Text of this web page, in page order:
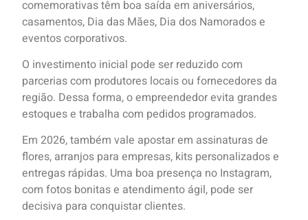
comemorativas têm boa saída em aniversários,
casamentos, Dia das Mães, Dia dos Namorados e
eventos corporativos.
O investimento inicial pode ser reduzido com
parcerias com produtores locais ou fornecedores da
região. Dessa forma, o empreendedor evita grandes
estoques e trabalha com pedidos programados.
Em 2026, também vale apostar em assinaturas de
flores, arranjos para empresas, kits personalizados e
entregas rápidas. Uma boa presença no Instagram,
com fotos bonitas e atendimento ágil, pode ser
decisiva para conquistar clientes.